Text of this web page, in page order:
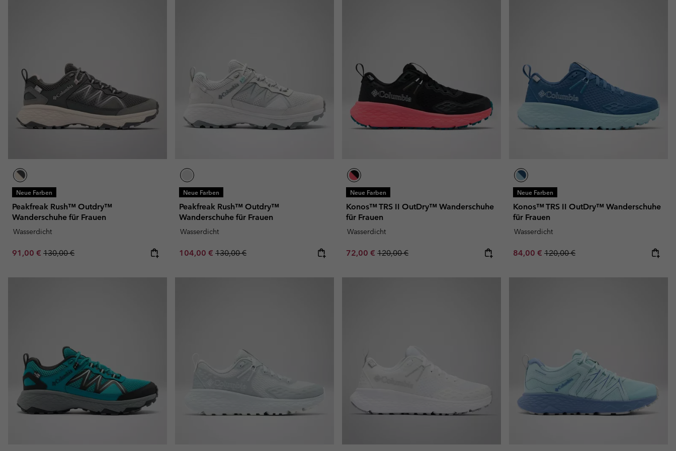
Neue Farben
Peakfreak Rush™ Outdry™
Wanderschuhe für Frauen
Wasserdicht
Sale price:
91,00 € Regular price:
130,00 €
Neue Farben
Peakfreak Rush™ Outdry™
Wanderschuhe für Frauen
Wasserdicht
Sale price:
104,00 € Regular price:
130,00 €
Neue Farben
Konos™ TRS II OutDry™ Wanderschuhe
für Frauen
Wasserdicht
Sale price:
72,00 € Regular price:
120,00 €
Neue Farben
Konos™ TRS II OutDry™ Wanderschuhe
für Frauen
Wasserdicht
Sale price:
84,00 € Regular price:
120,00 €